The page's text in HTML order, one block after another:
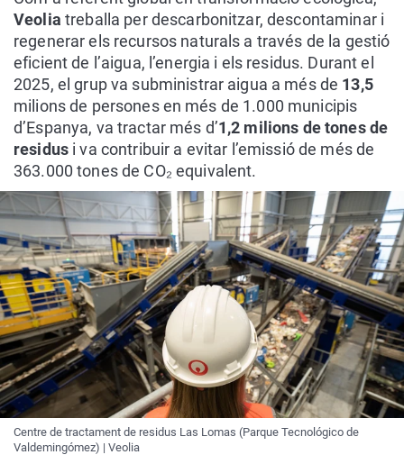
Veolia treballa per descarbonitzar, descontaminar i
regenerar els recursos naturals a través de la gestió
eficient de l’aigua, l’energia i els residus. Durant el
2025, el grup va subministrar aigua a més de 13,5
milions de persones en més de 1.000 municipis
d’Espanya, va tractar més d’1,2 milions de tones de
residus i va contribuir a evitar l’emissió de més de
363.000 tones de CO₂ equivalent.
Centre de tractament de residus Las Lomas (Parque Tecnológico de
Valdemingómez) | Veolia